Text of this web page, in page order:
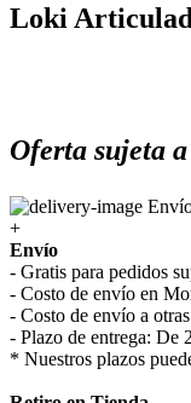
Loki
Oferta sujeta
+
Envío
- Gratis para pedidos
- Costo de envío en
- Costo de envío a
- Plazo de entrega: De
* Nuestros plazos